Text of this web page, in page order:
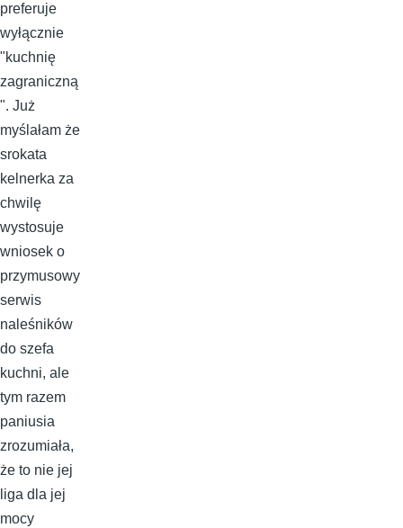
preferuje
wyłącznie
"kuchnię
zagraniczną
". Już
myślałam że
srokata
kelnerka za
chwilę
wystosuje
wniosek o
przymusowy
serwis
naleśników
do szefa
kuchni, ale
tym razem
paniusia
zrozumiała,
że to nie jej
liga dla jej
mocy